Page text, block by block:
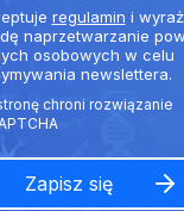
regulamin i
naprzetwarzanie
osobowych w celu
newslettera.